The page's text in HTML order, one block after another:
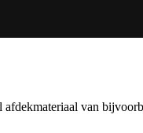
van